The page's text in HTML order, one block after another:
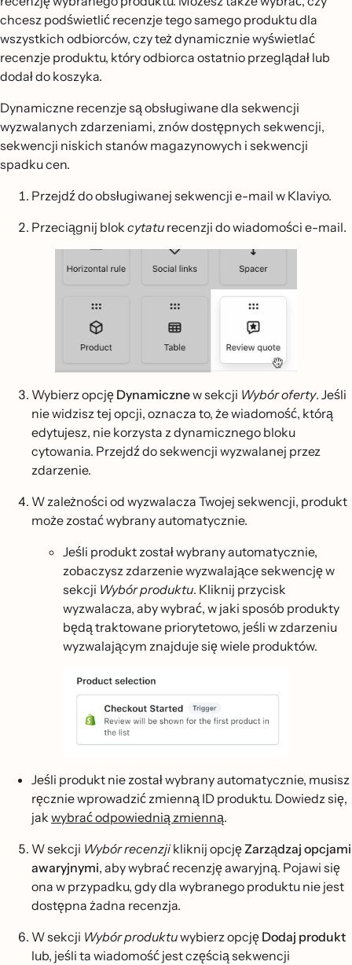
chcesz podświetlić recenzje tego samego produktu dla
wszystkich odbiorców, czy też dynamicznie wyświetlać
recenzje produktu, który odbiorca ostatnio przeglądał lub
dodał do koszyka.
Dynamiczne recenzje są obsługiwane dla sekwencji
wyzwalanych zdarzeniami, znów dostępnych sekwencji,
sekwencji niskich stanów magazynowych i sekwencji
spadku cen.
Przejdź do obsługiwanej sekwencji e-mail w Klaviyo.
Przeciągnij blok cytatu recenzji do wiadomości e-mail.
Wybierz opcję Dynamicznew sekcji Wybór oferty. Jeśli
nie widzisz tej opcji, oznacza to, że wiadomość, którą
edytujesz, nie korzysta z dynamicznego bloku
cytowania. Przejdź do sekwencji wyzwalanej przez
zdarzenie.
W zależności od wyzwalacza Twojej sekwencji, produkt
może zostać wybrany automatycznie.
Jeśli produkt został wybrany automatycznie,
zobaczysz zdarzenie wyzwalające sekwencję w
sekcji Wybór produktu. Kliknij przycisk
wyzwalacza, aby wybrać, w jaki sposób produkty
będą traktowane priorytetowo, jeśli w zdarzeniu
wyzwalającym znajduje się wiele produktów.
Jeśli produkt nie został wybrany automatycznie, musisz
ręcznie wprowadzić zmienną ID produktu. Dowiedz się,
jak wybrać odpowiednią zmienną.
W sekcji Wybór recenzjikliknij opcję Zarządzaj opcjami
awaryjnymi, aby wybrać recenzję awaryjną. Pojawi się
ona w przypadku, gdy dla wybranego produktu nie jest
dostępna żadna recenzja.
W sekcji Wybór produktuwybierz opcję Dodaj produkt
lub, jeśli ta wiadomość jest częścią sekwencji